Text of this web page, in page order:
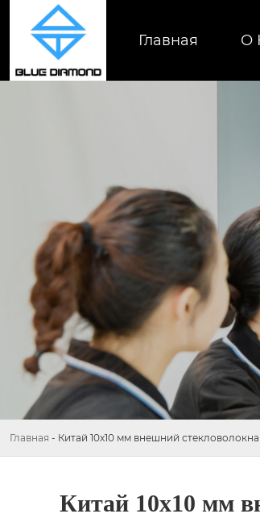
Главная О
Главная - Китай 10x10 мм внешний стекловолокна
Китай 10x10 мм